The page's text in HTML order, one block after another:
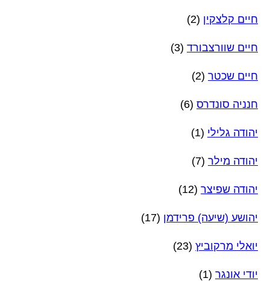
חיים קלצקין (2)
חיים שוורצבורד (3)
חיים שכטר (2)
חנניה סונדרס (6)
יהודה גלילי (1)
יהודה מילר (7)
יהודה שפיצר (12)
יהושע (שיעה) פרידמן (17)
יואלי מרקוביץ (23)
יודי אונגר (1)